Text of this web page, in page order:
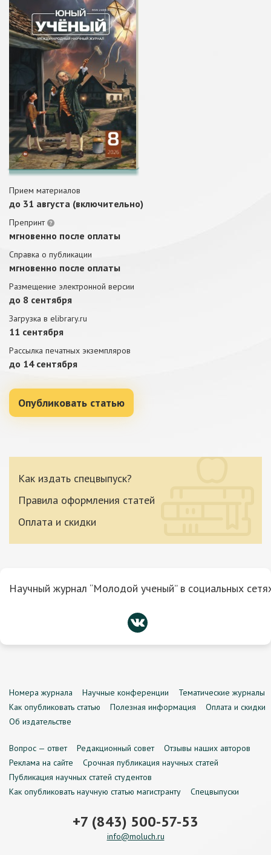
Прием материалов
до 31 августа (включительно)
Препринт
мгновенно после оплаты
Справка о публикации
мгновенно после оплаты
Размещение электронной версии
до 8 сентября
Загрузка в elibrary.ru
11 сентября
Рассылка печатных экземпляров
до 14 сентября
Опубликовать статью
Как издать спецвыпуск?
Правила оформления статей
Оплата и скидки
Научный журнал “Молодой ученый” в социальных
Номера журнала Научные конференции
Тематические журналы
Как опубликовать статью
Полезная информация
Оплата и скидки
Об издательстве
Вопрос — ответ Редакционный совет
Отзывы наших авторов
Реклама на сайте
Срочная публикация научных статей
Публикация научных статей студентов
Как опубликовать научную статью магистранту
Спецвыпуски
+7 (843) 500-57-53
info@moluch.ru